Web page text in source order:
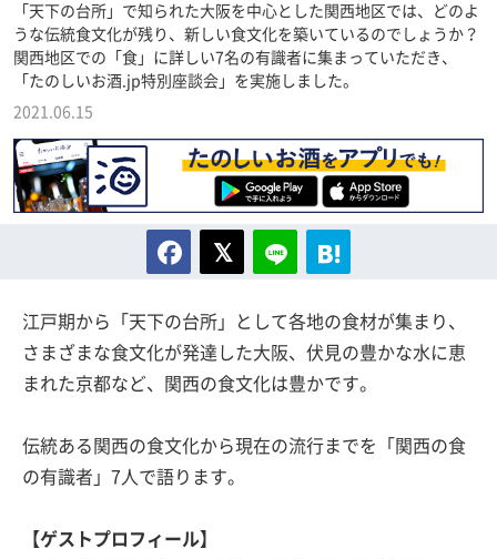
「天下の台所」で知られた大阪を中心とした関西地区では、どのよ
うな伝統食文化が残り、新しい食文化を築いているのでしょうか？
関西地区での「食」に詳しい7名の有識者に集まっていただき、
「たのしいお酒.jp特別座談会」を実施しました。
2021.06.15
江戸期から「天下の台所」として各地の食材が集まり、
さまざまな食文化が発達した大阪、伏見の豊かな水に恵
まれた京都など、関西の食文化は豊かです。
伝統ある関西の食文化から現在の流行までを「関西の食
の有識者」7人で語ります。
【ゲストプロフィール】